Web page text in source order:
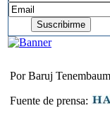
Por Baruj
Fuente de prensa: